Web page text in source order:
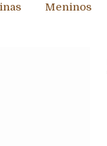
Meninos